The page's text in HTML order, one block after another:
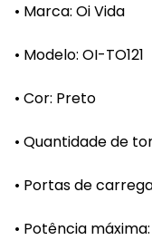
• Marca: Oi Vida
• Modelo: OI-TO121
• Cor: Preto
• Quantidade de
• Portas de
• Potência